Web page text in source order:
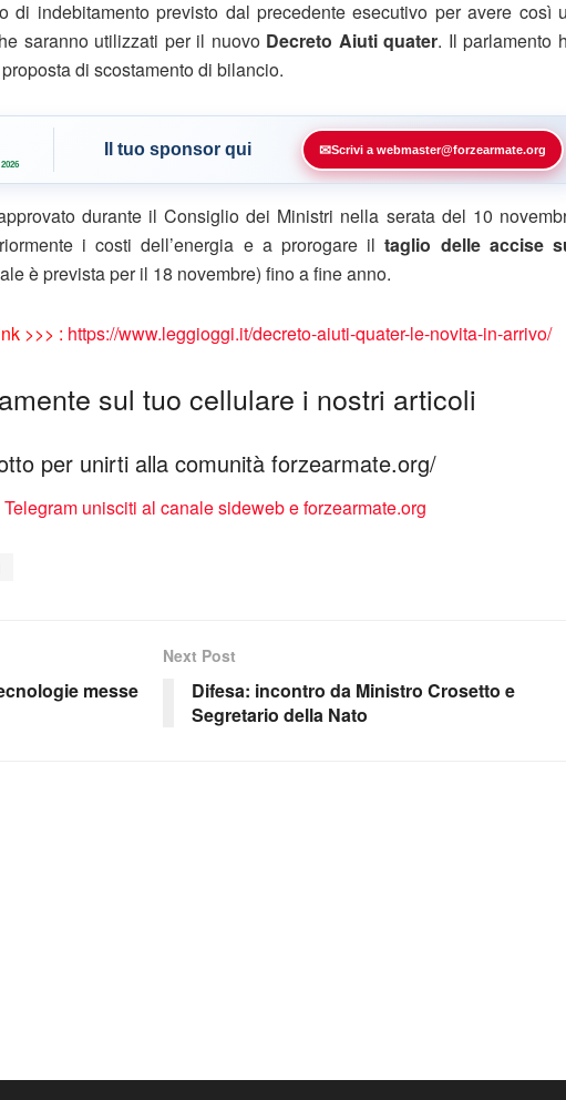
di indebitamento previsto dal precedente esecutivo per avere così
saranno utilizzati per il nuovo Decreto Aiuti quater. Il parlamento
di scostamento di bilancio.
Il tuo sponsor qui ✉Scrivi a webmaster@forzearmate.org
durante il Consiglio dei Ministri nella serata del 10
i costi dell’energia e a prorogare iltaglio delle accise
è prevista per il 18 novembre) fino a fine anno.
>>> : https://www.leggioggi.it/decreto-aiuti-quater-le-novita-in-arrivo/
sul tuo cellulare i nostri articoli
per unirti alla comunità forzearmate.org/
messe
Next Post
Difesa: incontro da Ministro Crosetto e
Segretario della Nato